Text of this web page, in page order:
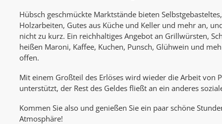
Hübsch geschmückte Marktstände bieten
Holzarbeiten, Gutes aus Küche und Keller und mehr an,
nicht zu kurz. Ein reichhaltiges Angebot an Grillwürsten,
heißen Maroni, Kaffee, Kuchen, Punsch, Glühwein und
offen.
Mit einem Großteil des Erlöses wird wieder die Arbeit von
unterstützt, der Rest des Geldes fließt an ein anderes
Kommen Sie also und genießen Sie ein paar schöne
Atmosphäre!